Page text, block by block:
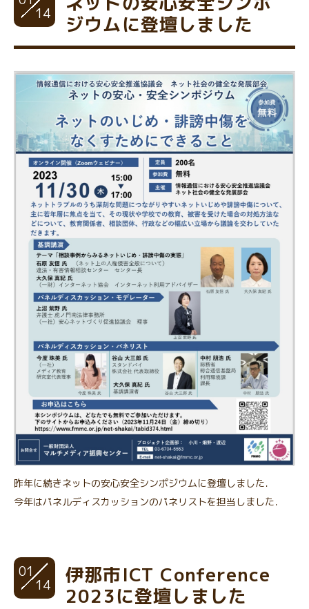
14
ジウムに登壇しました
昨年に続きネットの安心安全シンポジウムに登壇しました．
今年はパネルディスカッションのパネリストを担当しました．
01
14
伊那市ICT Conference
2023に登壇しました